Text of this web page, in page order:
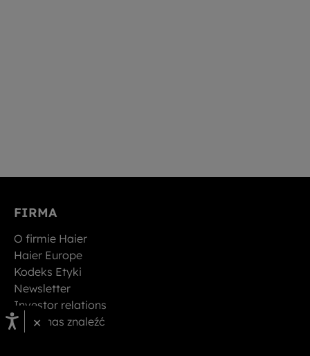
FIRMA
O firmie Haier
Haier Europe
Kodeks Etyki
Newsletter
Investor relations
Gdzie nas znaleźć
×